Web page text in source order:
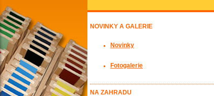
NOVINKY A GALERIE
Novinky
Fotogalerie
NA ZAHRADU